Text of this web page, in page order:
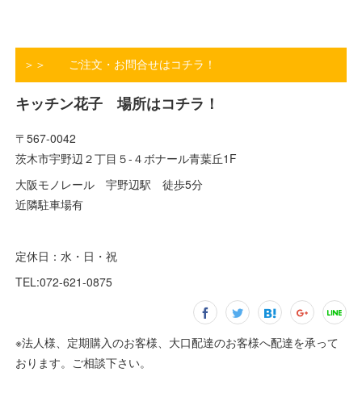
＞＞ ご注文・お問合せはコチラ！
キッチン花子 場所はコチラ！
〒567-0042
茨木市宇野辺２丁目５-４ボナール青葉丘1F
大阪モノレール 宇野辺駅 徒歩5分
近隣駐車場有
定休日：水・日・祝
TEL:072-621-0875
※法人様、定期購入のお客様、大口配達のお客様へ配達を承って
おります。ご相談下さい。